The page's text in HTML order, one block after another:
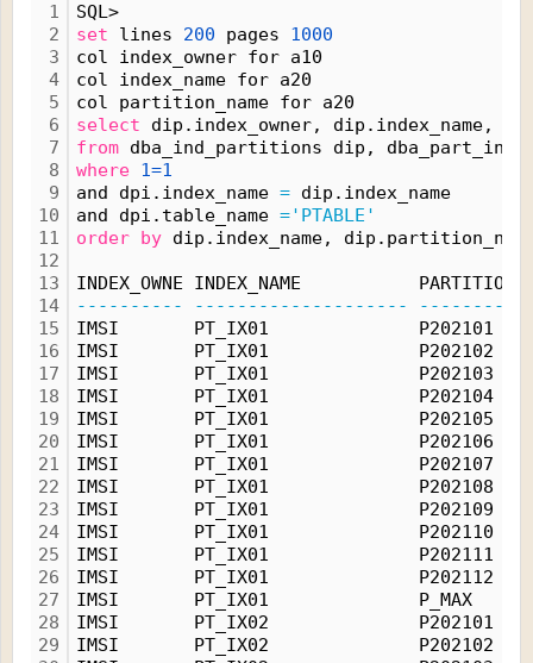
1
2
3
4
5
6
7
8
9
10
11
12
13
14
15
16
17
18
19
20
21
22
23
24
25
26
27
28
29
SQL>
set lines 200 pages 1000
col index_owner for a10
col index_name for a20
col partition_name for a20
select dip.index_owner, dip.index_name,
from dba_ind_partitions dip,
where 1=1
and dpi.index_name = dip.index_name
and dpi.table_name ='PTABLE'
order by dip.index_name,
INDEX_OWNE INDEX_NAME
----------
--------------------
IMSI       PT_IX01              P202101
IMSI       PT_IX01              P202102
IMSI       PT_IX01              P202103
IMSI       PT_IX01              P202104
IMSI       PT_IX01              P202105
IMSI       PT_IX01              P202106
IMSI       PT_IX01              P202107
IMSI       PT_IX01              P202108
IMSI       PT_IX01              P202109
IMSI       PT_IX01              P202110
IMSI       PT_IX01              P202111
IMSI       PT_IX01              P202112
IMSI       PT_IX01              P_MAX
IMSI       PT_IX02              P202101
IMSI       PT_IX02              P202102